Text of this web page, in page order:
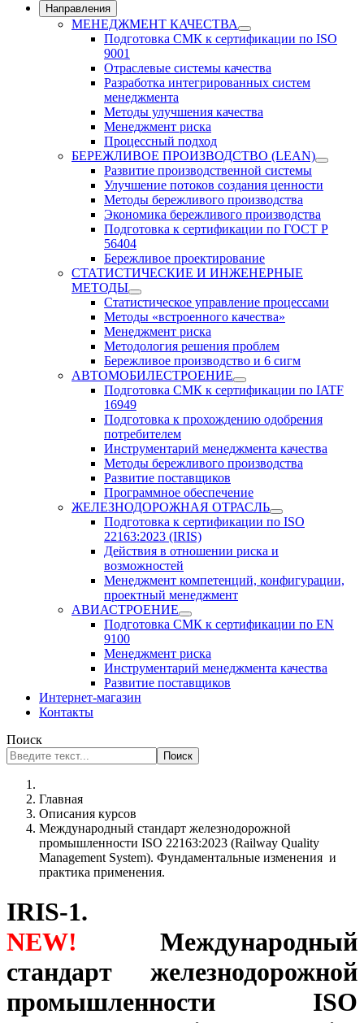
Направления
МЕНЕДЖМЕНТ КАЧЕСТВА
Подготовка СМК к сертификации по ISO
9001
Отраслевые системы качества
Разработка интегрированных систем
менеджмента
Методы улучшения качества
Менеджмент риска
Процессный подход
БЕРЕЖЛИВОЕ ПРОИЗВОДСТВО (LEAN)
Развитие производственной системы
Улучшение потоков создания ценности
Методы бережливого производства
Экономика бережливого производства
Подготовка к сертификации по ГОСТ Р
56404
Бережливое проектирование
СТАТИСТИЧЕСКИЕ И ИНЖЕНЕРНЫЕ
МЕТОДЫ
Статистическое управление процессами
Методы «встроенного качества»
Менеджмент риска
Методология решения проблем
Бережливое производство и 6 сигм
АВТОМОБИЛЕСТРОЕНИЕ
Подготовка СМК к сертификации по IATF
16949
Подготовка к прохождению одобрения
потребителем
Инструментарий менеджмента качества
Методы бережливого производства
Развитие поставщиков
Программное обеспечение
ЖЕЛЕЗНОДОРОЖНАЯ ОТРАСЛЬ
Подготовка к сертификации по ISO
22163:2023 (IRIS)
Действия в отношении риска и
возможностей
Менеджмент компетенций, конфигурации,
проектный менеджмент
АВИАСТРОЕНИЕ
Подготовка СМК к сертификации по EN
9100
Менеджмент риска
Инструментарий менеджмента качества
Развитие поставщиков
Интернет-магазин
Контакты
Поиск
Поиск
Главная
Описания курсов
Международный стандарт железнодорожной
промышленности ISO 22163:2023 (Railway Quality
Management System). Фундаментальные изменения и
практика применения.
IRIS-1.
NEW!
Международный
стандарт железнодорожной
промышленности ISO